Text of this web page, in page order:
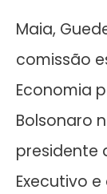
Maia,
comissão
Economia
Bolsonaro
presidente
Executivo